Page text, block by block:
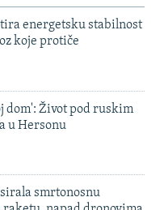
energetsku stabilnost
koje protiče
dom': Život pod ruskim
u Hersonu
smrtonosnu